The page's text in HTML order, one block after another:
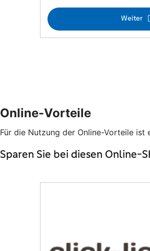
Online-Vorteile
Für die Nutzung der Online-Vorteile ist